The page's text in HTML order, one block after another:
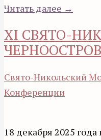
Читать далее →
XI СВЯТО-
Свято-Никольский
Конференции
18 декабря 2025 года